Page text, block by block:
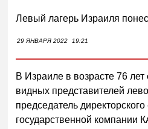
Левый лагерь Израиля
29 ЯНВАРЯ 2022 19:21
В Израиле в возрасте 76 лет
видных представителей
председатель
государственной компании